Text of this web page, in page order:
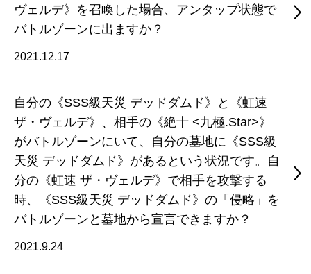
ヴェルデ》を召喚した場合、アンタップ状態で
バトルゾーンに出ますか？
2021.12.17
自分の《SSS級天災 デッドダムド》と《虹速
ザ・ヴェルデ》、相手の《絶十 <九極.Star>》
がバトルゾーンにいて、自分の墓地に《SSS級
天災 デッドダムド》があるという状況です。自
分の《虹速 ザ・ヴェルデ》で相手を攻撃する
時、《SSS級天災 デッドダムド》の「侵略」を
バトルゾーンと墓地から宣言できますか？
2021.9.24